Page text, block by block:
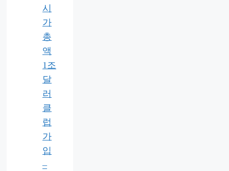
시
가
총
액
1조
달
러
클
럽
가
입
–